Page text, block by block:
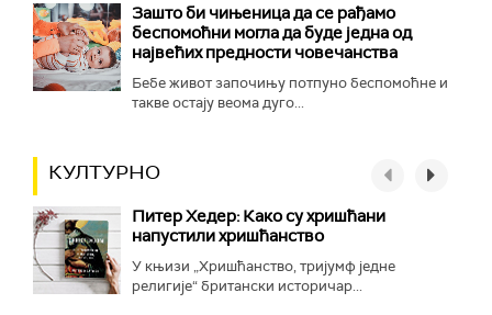
Зашто би чињеница да се рађамо
беспомоћни могла да буде једна од
највећих предности човечанства
Бебе живот започињу потпуно беспомоћне и
такве остају веома дуго...
КУЛТУРНО
Питер Хедер: Како су хришћани
напустили хришћанство
У књизи „Хришћанство, тријумф једне
религије“ британски историчар...